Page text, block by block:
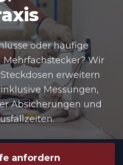
oder häufige
Wir
Steckdosen erweitern
Messungen,
Absicherungen und
anfordern